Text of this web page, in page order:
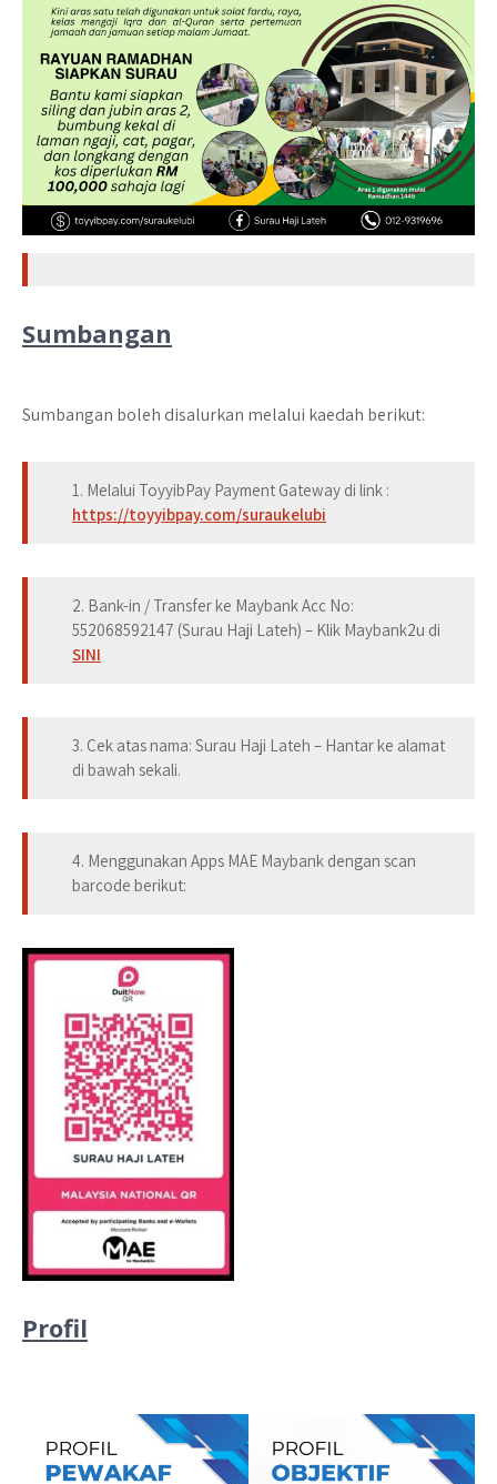
Sumbangan
Sumbangan boleh disalurkan melalui kaedah berikut:
1. Melalui ToyyibPay Payment Gateway di link :
https://toyyibpay.com/suraukelubi
2. Bank-in / Transfer ke Maybank Acc No:
552068592147 (Surau Haji Lateh) – Klik Maybank2u di
SINI
3. Cek atas nama: Surau Haji Lateh – Hantar ke alamat
di bawah sekali.
4. Menggunakan Apps MAE Maybank dengan scan
barcode berikut:
Profil